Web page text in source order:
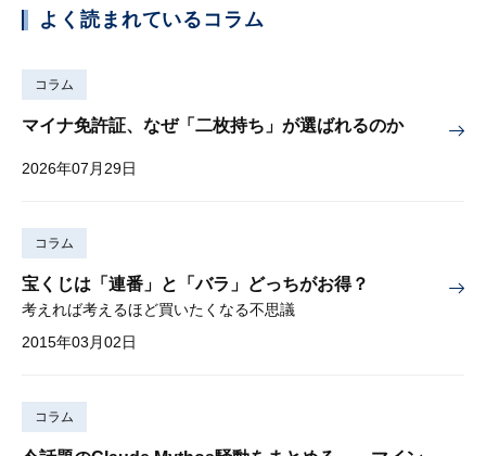
よく読まれているコラム
コラム
マイナ免許証、なぜ「二枚持ち」が選ばれるのか
2026年07月29日
コラム
宝くじは「連番」と「バラ」どっちがお得？
考えれば考えるほど買いたくなる不思議
2015年03月02日
コラム